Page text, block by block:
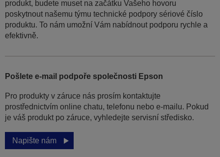
produkt, budete muset na začátku Vašeho hovoru
poskytnout našemu týmu technické podpory sériové číslo
produktu. To nám umožní Vám nabídnout podporu rychle a
efektivně.
Pošlete e-mail podpoře společnosti Epson
Pro produkty v záruce nás prosím kontaktujte
prostřednictvím online chatu, telefonu nebo e-mailu. Pokud
je váš produkt po záruce, vyhledejte servisní středisko.
Napište nám